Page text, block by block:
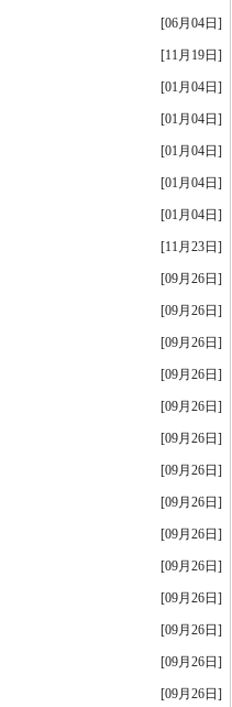
[06月04日]
[11月19日]
[01月04日]
[01月04日]
[01月04日]
[01月04日]
[01月04日]
[11月23日]
[09月26日]
[09月26日]
[09月26日]
[09月26日]
[09月26日]
[09月26日]
[09月26日]
[09月26日]
[09月26日]
[09月26日]
[09月26日]
[09月26日]
[09月26日]
[09月26日]